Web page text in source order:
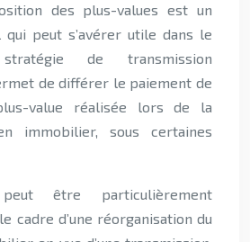
des plus-values est un
qui peut s’avérer utile dans le
de transmission
de différer le paiement de
value réalisée lors de la
immobilier, sous certaines
être particulièrement
cadre d’une réorganisation du